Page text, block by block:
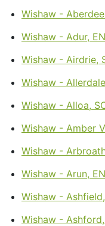
Wishaw -
Wishaw - Adur, EN
Wishaw - Airdrie,
Wishaw -
Wishaw - Alloa,
Wishaw - Amber
Wishaw -
Wishaw - Arun, EN
Wishaw -
Wishaw -